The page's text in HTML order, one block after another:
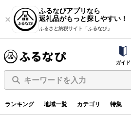
ふるなびアプリなら
返礼品がもっと探しやすい！
ふるさと納税サイト「ふるなび」
ガイド
キーワードを入力
ランキング 地域一覧 カテゴリ 特集